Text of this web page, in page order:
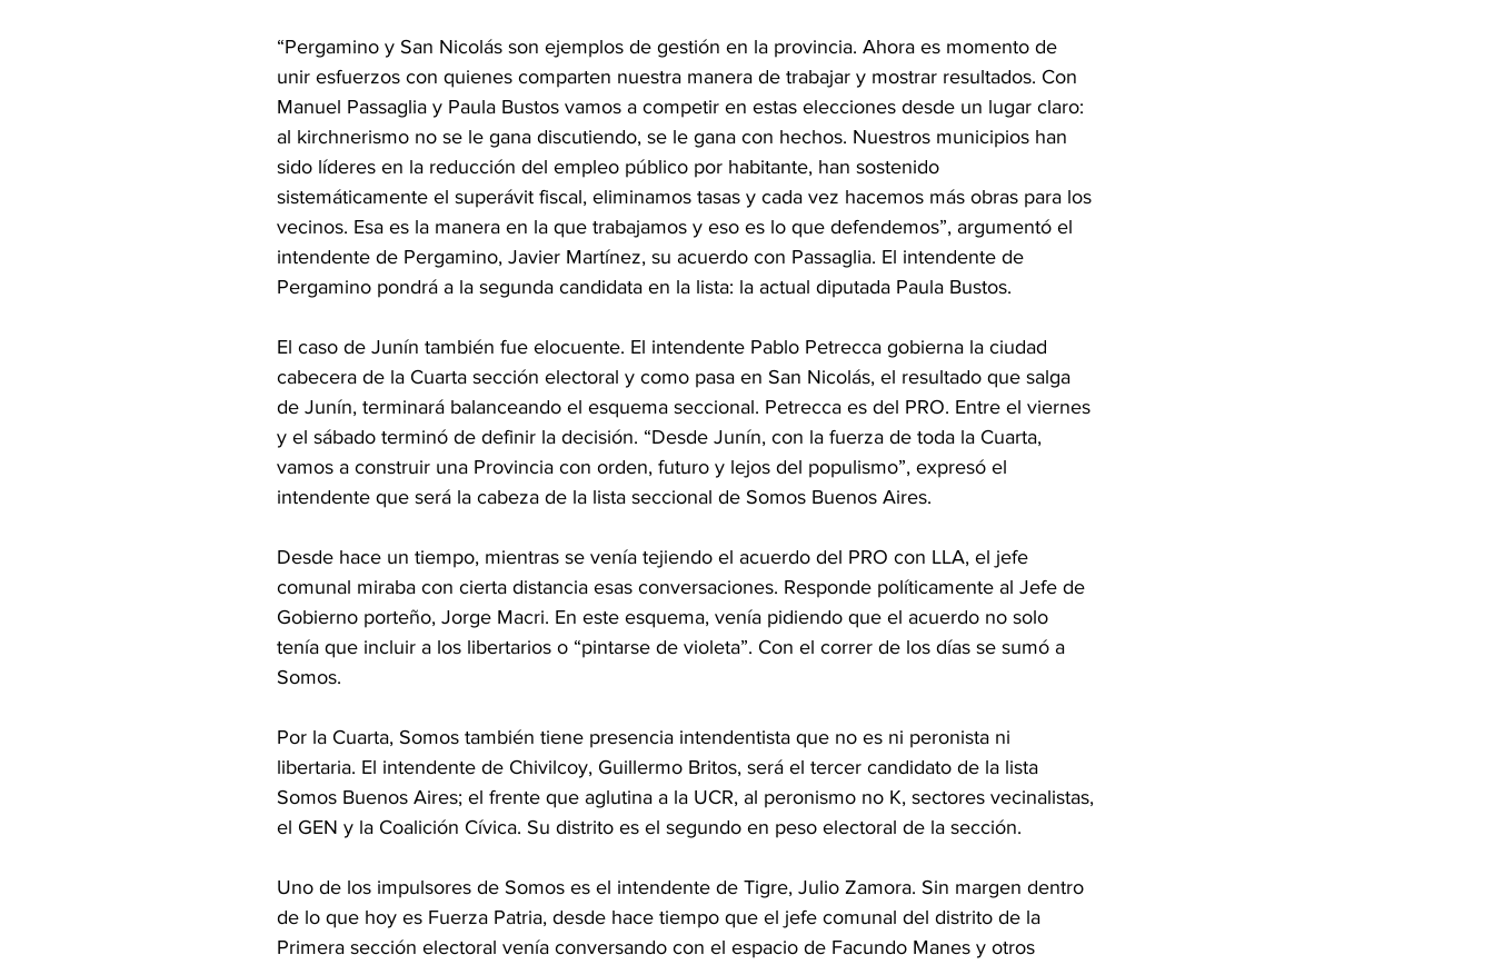
“Pergamino y San Nicolás son ejemplos de gestión en la provincia. Ahora es momento de
unir esfuerzos con quienes comparten nuestra manera de trabajar y mostrar resultados. Con
Manuel Passaglia y Paula Bustos vamos a competir en estas elecciones desde un lugar claro:
al kirchnerismo no se le gana discutiendo, se le gana con hechos. Nuestros municipios han
sido líderes en la reducción del empleo público por habitante, han sostenido
sistemáticamente el superávit fiscal, eliminamos tasas y cada vez hacemos más obras para los
vecinos. Esa es la manera en la que trabajamos y eso es lo que defendemos”, argumentó el
intendente de Pergamino, Javier Martínez, su acuerdo con Passaglia. El intendente de
Pergamino pondrá a la segunda candidata en la lista: la actual diputada Paula Bustos.
El caso de Junín también fue elocuente. El intendente Pablo Petrecca gobierna la ciudad
cabecera de la Cuarta sección electoral y como pasa en San Nicolás, el resultado que salga
de Junín, terminará balanceando el esquema seccional. Petrecca es del PRO. Entre el viernes
y el sábado terminó de definir la decisión. “Desde Junín, con la fuerza de toda la Cuarta,
vamos a construir una Provincia con orden, futuro y lejos del populismo”, expresó el
intendente que será la cabeza de la lista seccional de Somos Buenos Aires.
Desde hace un tiempo, mientras se venía tejiendo el acuerdo del PRO con LLA, el jefe
comunal miraba con cierta distancia esas conversaciones. Responde políticamente al Jefe de
Gobierno porteño, Jorge Macri. En este esquema, venía pidiendo que el acuerdo no solo
tenía que incluir a los libertarios o “pintarse de violeta”. Con el correr de los días se sumó a
Somos.
Por la Cuarta, Somos también tiene presencia intendentista que no es ni peronista ni
libertaria. El intendente de Chivilcoy, Guillermo Britos, será el tercer candidato de la lista
Somos Buenos Aires; el frente que aglutina a la UCR, al peronismo no K, sectores vecinalistas,
el GEN y la Coalición Cívica. Su distrito es el segundo en peso electoral de la sección.
Uno de los impulsores de Somos es el intendente de Tigre, Julio Zamora. Sin margen dentro
de lo que hoy es Fuerza Patria, desde hace tiempo que el jefe comunal del distrito de la
Primera sección electoral venía conversando con el espacio de Facundo Manes y otros